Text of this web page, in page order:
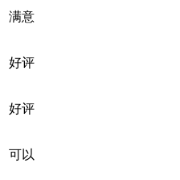
满意
好评
好评
可以